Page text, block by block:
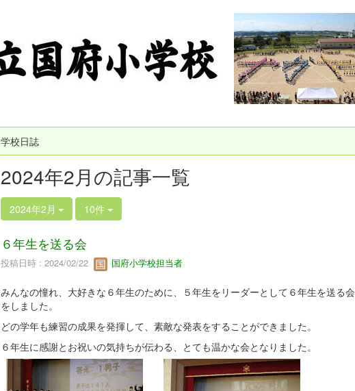
学校日誌
2024年2月の記事一覧
2024年2月 10件
６年生を送る会
投稿日時 : 2024/02/22 国府小学校担当者
みんなの憧れ、大好きな６年生のために、５年生をリーダーとして６年生を送る会
をしました。
どの学年も練習の成果を発揮して、素敵な発表をすることができました。
６年生に感謝とお祝いの気持ちが伝わる、とても温かな会となりました。